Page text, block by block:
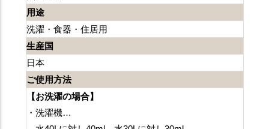
用途
洗濯・食器・住居用
生産国
日本
ご使用方法
【お洗濯の場合】
・洗濯機…